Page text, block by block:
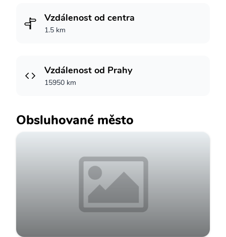
Vzdálenost od centra
1.5 km
Vzdálenost od Prahy
15950 km
Obsluhované město